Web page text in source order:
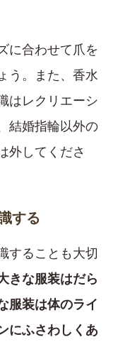
に合わせて爪を
う。また、香水
はレクリエーシ
結婚指輪以外の
外してくださ
する
することも大切
きな服装はだら
服装は体のライ
にふさわしくあ